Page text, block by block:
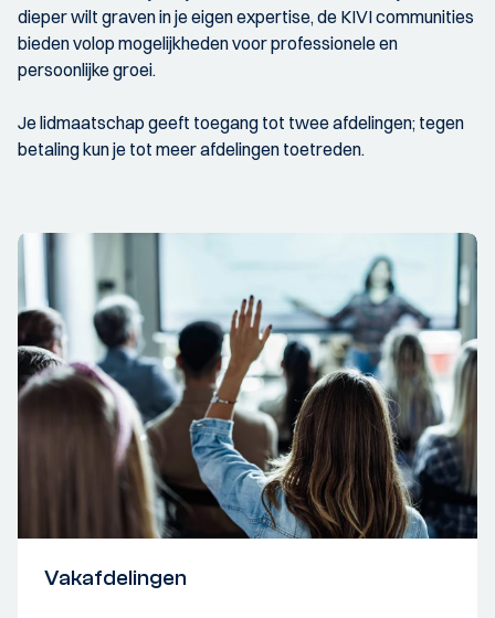
dieper wilt graven in je eigen expertise, de KIVI communities
bieden volop mogelijkheden voor professionele en
persoonlijke groei.
Je lidmaatschap geeft toegang tot twee afdelingen; tegen
betaling kun je tot meer afdelingen toetreden.
Vakafdelingen